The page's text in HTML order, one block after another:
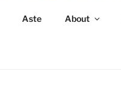
Aste About